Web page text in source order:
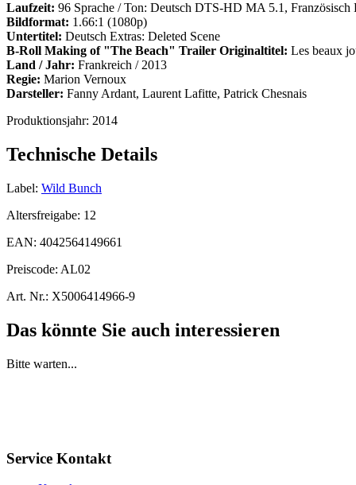
Laufzeit: 96 Sprache / Ton: Deutsch DTS-HD MA 5.1,
Bildformat: 1.66:1 (1080p)
Untertitel: Deutsch Extras: Deleted Scene
B-Roll Making of "The Beach" Trailer Originaltitel: Les beaux
Land / Jahr: Frankreich / 2013
Regie: Marion Vernoux
Darsteller: Fanny Ardant, Laurent Lafitte, Patrick Chesnais
Produktionsjahr: 2014
Technische Details
Label: Wild Bunch
Altersfreigabe: 12
EAN: 4042564149661
Preiscode: AL02
Art. Nr.: X5006414966-9
Das könnte Sie auch interessieren
Bitte warten...
Service Kontakt